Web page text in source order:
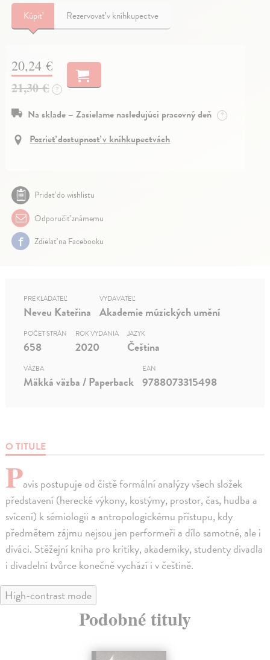
Kúpiť Rezervovať v kníhkupectve
20,24 €
21,30 €
?
Na sklade – Zasielame nasledujúci pracovný deň ?
Pozrieť dostupnosť v kníhkupectvách
Pridať do wishlistu
Odporučiť známemu
Zdielať na Facebooku
O TITULE
Pavis postupuje od čistě formální analýzy všech složek
představení (herecké výkony, kostýmy, prostor, čas, hudba a
svícení) k sémiologii a antropologickému přístupu, kdy
předmětem zájmu nejsou jen performeři a dílo samotné, ale i
diváci. Stěžejní kniha pro kritiky, akademiky, studenty divadla
i divadelní tvůrce konečně vychází i v češtině.
PREKLADATEĽ
Neveu Kateřina
VYDAVATEĽ
Akademie múzických umění
POČET STRÁN
658
ROK VYDANIA
2020
JAZYK
Čeština
VÄZBA
Mäkká väzba / Paperback
EAN
9788073315498
High-contrast mode
Podobné tituly